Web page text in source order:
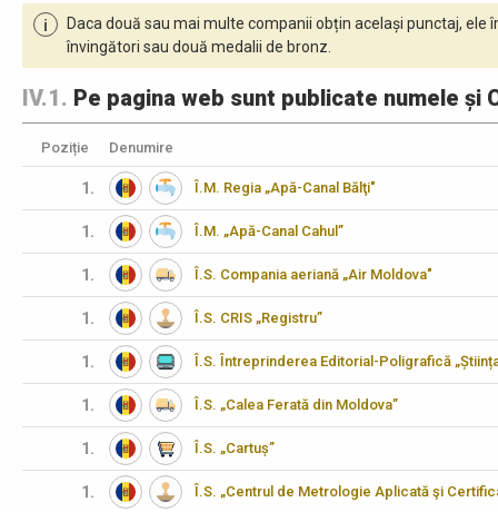
i
Daca două sau mai multe companii obțin același punctaj,
învingători sau două medalii de bronz.
IV.1. Pe pagina web sunt publicate numele
Poziție Denumire
1. Î.M. Regia „Apă-Canal Bălţi"
1. Î.M. „Apă-Canal Cahul”
1. Î.S. Compania aeriană „Air Moldova"
1. Î.S. CRIS „Registru”
1. Î.S. Întreprinderea Editorial-Poligrafică
1. Î.S. „Calea Ferată din Moldova”
1. Î.S. „Cartuș”
1. Î.S. „Centrul de Metrologie Aplicată şi